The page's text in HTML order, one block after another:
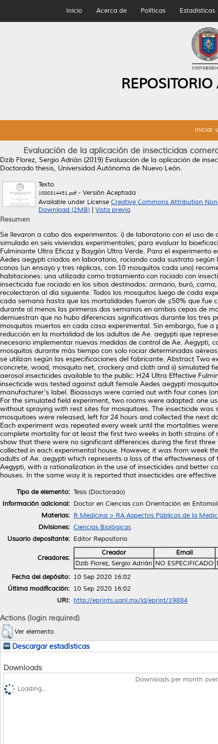
Inicio Acerca de Políticas Estadísticas
Iniciar
Evaluación de la aplicación de insecticidas
Dzib Florez, Sergio Adrián (2019) Evaluación de la aplicación de
Doctorado thesis, Universidad Autónoma de Nuevo León.
Texto
1080314451.pdf- Versión Aceptada
Available under License Creative Commons Attribution
Download (2MB)
Vista previa
Resumen
Se llevaron a cabo dos experimentos: i) de laboratorio con el uso
simulado en seis viviendas experimentales; para evaluar la
Fulminante Ultra Eficaz y Baygón Ultra Verde. Para el
Aedes aegypti criados en laboratorio, rociando cada sustrato
conos (un ensayo y tres réplicas, con 10 mosquitos cada uno)
habitaciones: una utilizada como tratamiento con rociado con
insecticida fue rociado en los sitios destinados: armario, buró,
recolectaron al día siguiente. Todos los mosquitos luego de cada
cada semana hasta que las mortalidades fueron de ≤50% que fue
durante al menos las primeras dos semanas en ambas cepas de
demuestran que no hubo diferencias significativas durante las tres
mosquitos muertos en cada casa experimental. Sin embargo, fue
reducción en la mortalidad de los adultos de Ae. aegypti que
necesario implementar nuevas medidas de control de Ae. Aegypti,
mosquitos durante más tiempo con solo rociar determinadas
se utilizan según las especificaciones del fabricante. Abstract Two
concrete, wood, mosquito net, crockery and cloth and ii) simulated
aerosol insecticides available to the public: H24 Ultra Effective
insecticide was tested against adult female Aedes aegypti
manufacturer's label. Bioassays were carried out with four cones
For the simulated field experiment, two rooms were adapted: one
without spraying with rest sites for mosquitoes. The insecticide
mosquitoes were released, left for 24 hours and collected the next
Each experiment was repeated every week until the mortalities
complete mortality for at least the first two weeks in both strains of
show that there were no significant differences during the first
collected in each experimental house. However, it was from week
adults of Ae. aegypti which represents a loss of the effectiveness
Aegypti, with a rationalization in the use of insecticides and better
houses. In the same way it is reported that insecticides are
Tipo de elemento: Tesis (Doctorado)
Información adicional: Doctor en Ciencias con Orientación en
Materias: R Medicina > RA Aspectos Públicos de la
Divisiones: Ciencias Biológicas
Usuario depositante: Editor Repositorio
Creadores:
Creador
Email
Dzib Florez, Sergio Adrián NO ESPECIFICADO
Fecha del depósito: 10 Sep 2020 16:02
Última modificación: 10 Sep 2020 16:02
URI: http://eprints.uanl.mx/id/eprint/19884
Actions (login required)
Ver elemento
Descargar estadísticas
Downloads
Downloads per month
Loading...